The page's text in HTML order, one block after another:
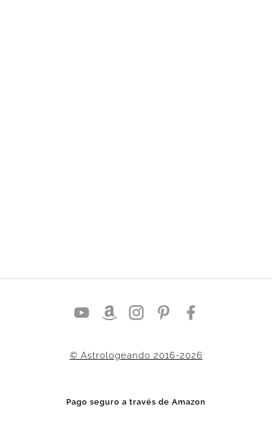
© Astrologeando 2016-2026
Pago seguro a través de Amazon